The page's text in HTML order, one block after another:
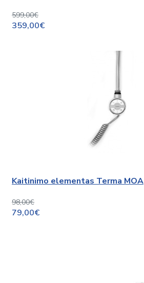
599,00€
359,00€
Kaitinimo elementas Terma MOA
98,00€
79,00€